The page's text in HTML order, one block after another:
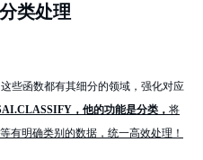
类处理
些函数都有其细分的领域，强化对应
，他的功能是分类， 将
有明确类别的数据，统一高效处理！